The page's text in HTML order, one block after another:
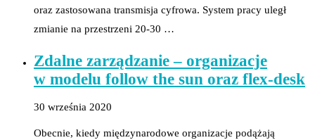
oraz zastosowana transmisja cyfrowa. System pracy uległ
zmianie na przestrzeni 20-30 …
Zdalne zarządzanie – organizacje
w modelu follow the sun oraz flex-desk
30 września 2020
Obecnie, kiedy międzynarodowe organizacje podążają